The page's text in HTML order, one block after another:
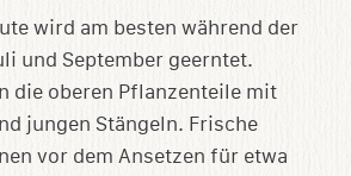
wird am besten während der
und September geerntet.
die oberen Pflanzenteile mit
jungen Stängeln. Frische
vor dem Ansetzen für etwa